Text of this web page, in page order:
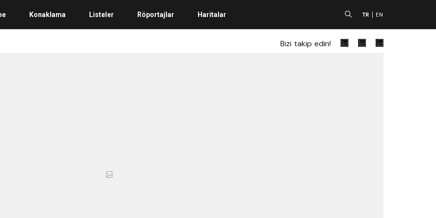
Konaklama Listeler Röportajlar Haritalar A TR EN
Bizi takip edin!